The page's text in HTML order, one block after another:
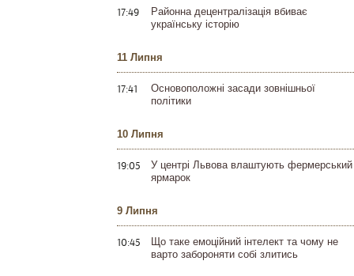
17:49
Районна децентралізація вбиває
українську історію
11 Липня
17:41
Основоположні засади зовнішньої
політики
10 Липня
19:05
У центрі Львова влаштують фермерський
ярмарок
9 Липня
10:45
Що таке емоційний інтелект та чому не
варто забороняти собі злитись